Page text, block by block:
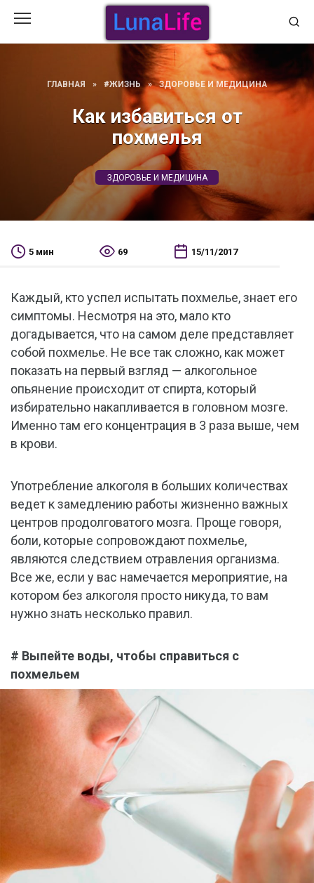
содержанию
ГЛАВНАЯ » #ЖИЗНЬ » ЗДОРОВЬЕ И МЕДИЦИНА
Как избавиться от
похмелья
ЗДОРОВЬЕ И МЕДИЦИНА
5 мин 69 15/11/2017
Каждый, кто успел испытать похмелье, знает его
симптомы. Несмотря на это, мало кто
догадывается, что на самом деле представляет
собой похмелье. Не все так сложно, как может
показать на первый взгляд — алкогольное
опьянение происходит от спирта, который
избирательно накапливается в головном мозге.
Именно там его концентрация в 3 раза выше, чем
в крови.
Употребление алкоголя в больших количествах
ведет к замедлению работы жизненно важных
центров продолговатого мозга. Проще говоря,
боли, которые сопровождают похмелье,
являются следствием отравления организма.
Все же, если у вас намечается мероприятие, на
котором без алкоголя просто никуда, то вам
нужно знать несколько правил.
# Выпейте воды, чтобы справиться с
похмельем